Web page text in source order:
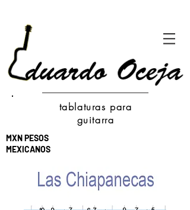
tablaturas para
guitarra
MXN PESOS
MEXICANOS